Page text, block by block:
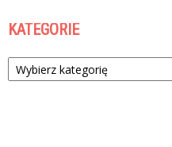
KATEGORIE
Kategorie